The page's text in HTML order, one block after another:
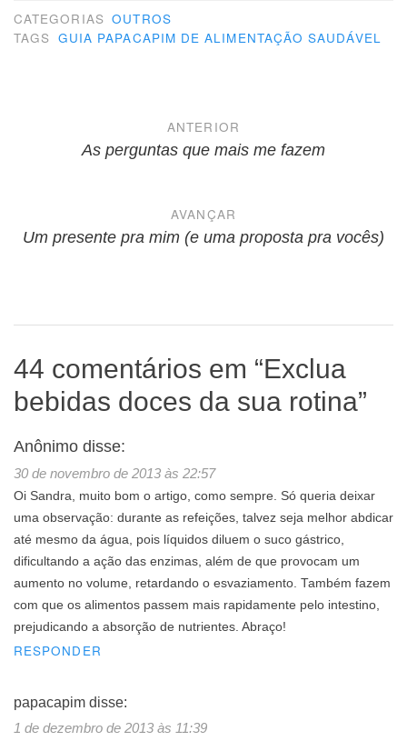
CATEGORIAS OUTROS
TAGS GUIA PAPACAPIM DE ALIMENTAÇÃO SAUDÁVEL
NavegaçãoANTERIOR
As perguntas que mais me fazem
AVANÇAR
Um presente pra mim (e uma proposta pra vocês)
44 comentários em “Exclua
bebidas doces da sua rotina”
Anônimo disse:
30 de novembro de 2013 às 22:57
Oi Sandra, muito bom o artigo, como sempre. Só queria deixar
uma observação: durante as refeições, talvez seja melhor abdicar
até mesmo da água, pois líquidos diluem o suco gástrico,
dificultando a ação das enzimas, além de que provocam um
aumento no volume, retardando o esvaziamento. Também fazem
com que os alimentos passem mais rapidamente pelo intestino,
prejudicando a absorção de nutrientes. Abraço!
RESPONDER
papacapim disse:
1 de dezembro de 2013 às 11:39